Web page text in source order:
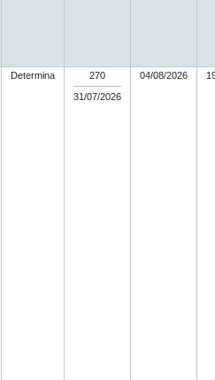
Determina
270
31/07/2026
04/08/2026